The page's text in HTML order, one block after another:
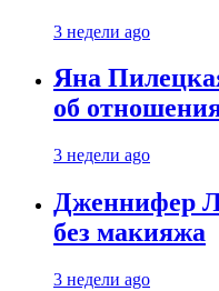
3 недели ago
Яна
об
3 недели ago
Дженнифер
без макияжа
3 недели ago